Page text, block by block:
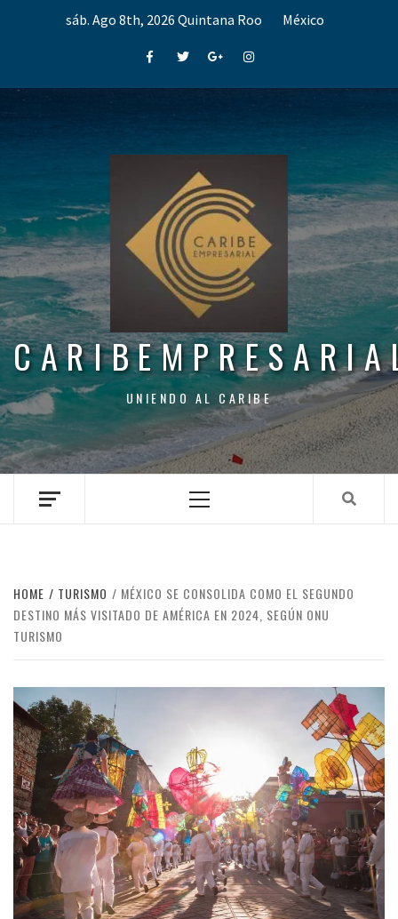
sáb. Ago 8th, 2026 Quintana Roo México
FacebookTwitterGoogle+Instagram
UNIENDO AL CARIBE
Menu
HOME TURISMO
MÉXICO SE CONSOLIDA COMO EL SEGUNDO
DESTINO MÁS VISITADO DE AMÉRICA EN 2024, SEGÚN ONU
TURISMO